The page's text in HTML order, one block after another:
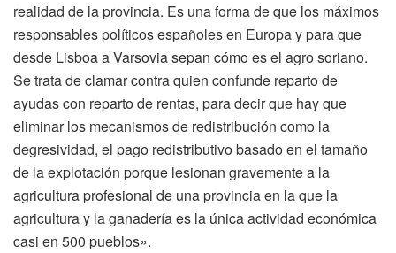
realidad de la provincia. Es una forma de que los máximos
responsables políticos españoles en Europa y para que
desde Lisboa a Varsovia sepan cómo es el agro soriano.
Se trata de clamar contra quien confunde reparto de
ayudas con reparto de rentas, para decir que hay que
eliminar los mecanismos de redistribución como la
degresividad, el pago redistributivo basado en el tamaño
de la explotación porque lesionan gravemente a la
agricultura profesional de una provincia en la que la
agricultura y la ganadería es la única actividad económica
casi en 500 pueblos».